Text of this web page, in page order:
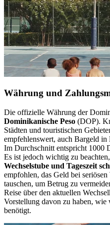
Währung und
Die offizielle Währung der
Dominikanische Peso (DOP).
Städten und touristischen
empfehlenswert, auch Bargeld in
Im Durchschnitt entspricht 1000
Es ist jedoch wichtig zu
Wechselstube und Tageszeit
empfohlen, das Geld bei
tauschen, um Betrug zu
Reise über den aktuellen
Vorstellung davon zu haben, wie
benötigt.